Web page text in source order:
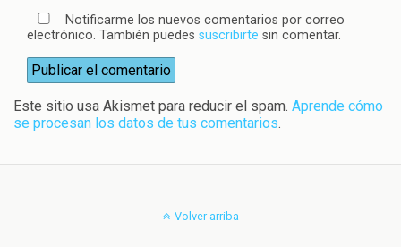
Notificarme los nuevos comentarios por correo
electrónico. También puedes suscribirte sin comentar.
Este sitio usa Akismet para reducir el spam. Aprende cómo
se procesan los datos de tus comentarios.
Volver arriba